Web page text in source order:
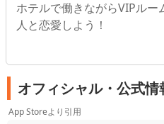
ホテルで働きながらVIPルー
人と恋愛しよう！
オフィシャル・公式情
App Storeより引用